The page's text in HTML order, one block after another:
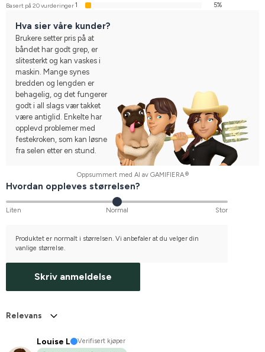
Basert på 20 vurderinger1 5%
Hva sier våre kunder?
Brukere setter pris på at
båndet har godt grep, er
slitesterkt og kan vaskes i
maskin. Mange synes
bredden og lengden er
behagelig, og det fungerer
godt i all slags vær takket
være antiglid. Enkelte har
opplevd problemer med
festekroken, som kan løsne
fra selen etter en stund.
Oppsummert med AI av GAMIFIERA.®
Hvordan oppleves størrelsen?
Liten Normal Stor
Produktet er normalt i størrelsen. Vi anbefaler at du velger din
vanlige størrelse.
Skriv anmeldelse
Relevans
Louise L
Verifisert kjøper